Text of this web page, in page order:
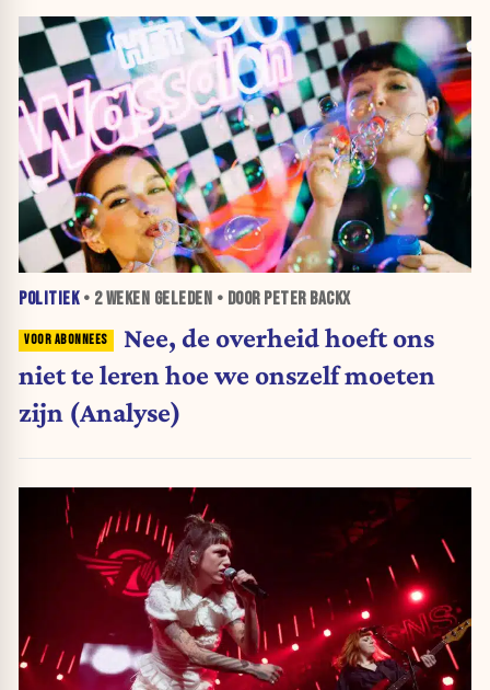
POLITIEK• 2 WEKEN GELEDEN • DOOR PETER BACKX
Nee, de overheid hoeft ons
niet te leren hoe we onszelf moeten
zijn (Analyse)